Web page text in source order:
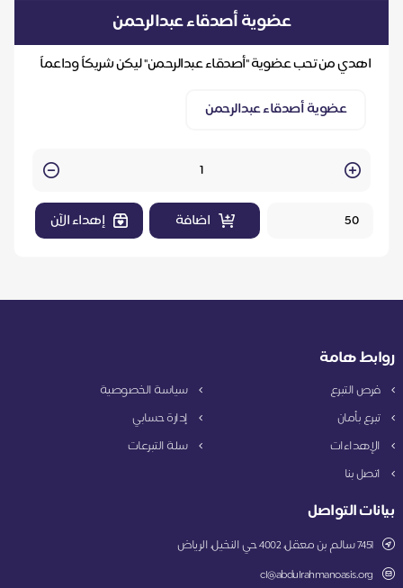
عضوية أصدقاء عبدالرحمن
اهدي من تحب عضوية "أصدقاء عبدالرحمن" ليكن شريكاً وداعماً
عضوية أصدقاء عبدالرحمن
Quantity
اضافة
إهداء الآن
روابط هامة
فرص التبرع
سياسة الخصوصية
تبرع بأمان
إدارة حسابي
الإهداءات
سلة التبرعات
اتصل بنا
بيانات التواصل
7451 سالم بن معقل، 4002 حي النخيل، الرياض
cl@abdulrahmanoasis.org